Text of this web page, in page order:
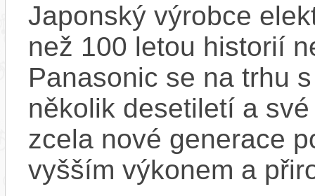
Japonský výrobce
než 100 letou historií
Panasonic se na trhu
několik desetiletí a
zcela nové generace
vyšším výkonem a